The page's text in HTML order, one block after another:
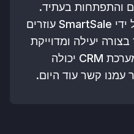
והתפתחות בעתיד.
פתרונות CRM מוצעים על ידי SmartSale עוזרים
יעילה ומדוייקת
יותר. לגלות עוד על איך מערכת CRM יכולה
קשר עוד היום.